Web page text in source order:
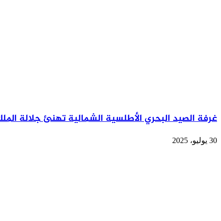
غرفة الصيد البحري الأطلسية الشمالية تهنئ جلالة
30 يوليو، 2025